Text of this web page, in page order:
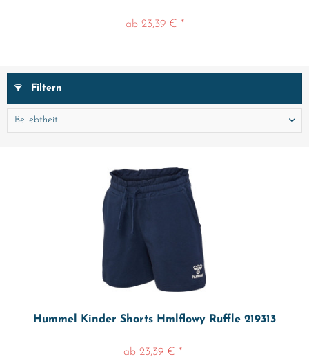
ab 23,39 € *
Filtern
Hummel Kinder Shorts Hmlflowy Ruffle 219313
ab 23,39 € *